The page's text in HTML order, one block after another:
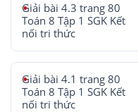
Giải bài 4.3 trang 80
Toán 8 Tập 1 SGK Kết
nối tri thức
Giải bài 4.1 trang 80
Toán 8 Tập 1 SGK Kết
nối tri thức